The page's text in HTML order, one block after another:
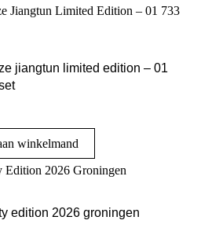
jiangtun limited edition – 01
winkelmand
edition 2026 groningen